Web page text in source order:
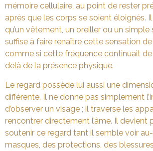
mémoire cellulaire, au point de rester
après que les corps se soient éloignés.
qu’un vêtement, un oreiller ou un
suffise à faire renaître cette sensation
comme si cette fréquence continuait
delà de la présence physique.
Le regard possède lui aussi une
différente. Il ne donne pas simplement
d’observer un visage ; il traverse les
rencontrer directement l’âme. Il devient
soutenir ce regard tant il semble voir
masques, des protections, des